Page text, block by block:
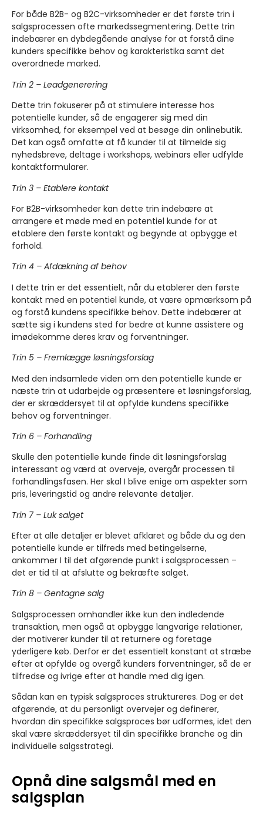
For både B2B- og B2C-virksomheder er det første trin i
salgsprocessen ofte markedssegmentering. Dette trin
indebærer en dybdegående analyse for at forstå dine
kunders specifikke behov og karakteristika samt det
overordnede marked.
Trin 2 – Leadgenerering
Dette trin fokuserer på at stimulere interesse hos
potentielle kunder, så de engagerer sig med din
virksomhed, for eksempel ved at besøge din onlinebutik.
Det kan også omfatte at få kunder til at tilmelde sig
nyhedsbreve, deltage i workshops, webinars eller udfylde
kontaktformularer.
Trin 3 – Etablere kontakt
For B2B-virksomheder kan dette trin indebære at
arrangere et møde med en potentiel kunde for at
etablere den første kontakt og begynde at opbygge et
forhold.
Trin 4 – Afdækning af behov
I dette trin er det essentielt, når du etablerer den første
kontakt med en potentiel kunde, at være opmærksom på
og forstå kundens specifikke behov. Dette indebærer at
sætte sig i kundens sted for bedre at kunne assistere og
imødekomme deres krav og forventninger.
Trin 5 – Fremlægge løsningsforslag
Med den indsamlede viden om den potentielle kunde er
næste trin at udarbejde og præsentere et løsningsforslag,
der er skræddersyet til at opfylde kundens specifikke
behov og forventninger.
Trin 6 – Forhandling
Skulle den potentielle kunde finde dit løsningsforslag
interessant og værd at overveje, overgår processen til
forhandlingsfasen. Her skal I blive enige om aspekter som
pris, leveringstid og andre relevante detaljer.
Trin 7 – Luk salget
Efter at alle detaljer er blevet afklaret og både du og den
potentielle kunde er tilfreds med betingelserne,
ankommer I til det afgørende punkt i salgsprocessen –
det er tid til at afslutte og bekræfte salget.
Trin 8 – Gentagne salg
Salgsprocessen omhandler ikke kun den indledende
transaktion, men også at opbygge langvarige relationer,
der motiverer kunder til at returnere og foretage
yderligere køb. Derfor er det essentielt konstant at stræbe
efter at opfylde og overgå kunders forventninger, så de er
tilfredse og ivrige efter at handle med dig igen.
Sådan kan en typisk salgsproces struktureres. Dog er det
afgørende, at du personligt overvejer og definerer,
hvordan din specifikke salgsproces bør udformes, idet den
skal være skræddersyet til din specifikke branche og din
individuelle salgsstrategi.
Opnå dine salgsmål med en
salgsplan